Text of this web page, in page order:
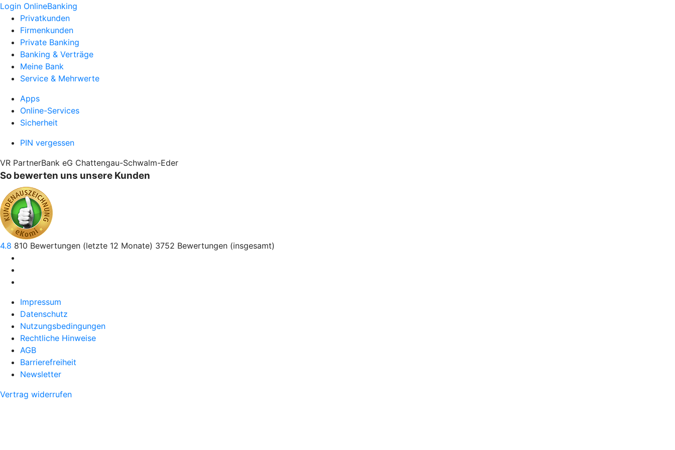
Login OnlineBanking
Privatkunden
Firmenkunden
Private Banking
Banking & Verträge
Meine Bank
Service & Mehrwerte
Apps
Online-Services
Sicherheit
PIN vergessen
VR PartnerBank eG Chattengau-Schwalm-Eder
So bewerten uns unsere Kunden
4.8 810 Bewertungen (letzte 12 Monate) 3752 Bewertungen (insgesamt)
Impressum
Datenschutz
Nutzungsbedingungen
Rechtliche Hinweise
AGB
Barrierefreiheit
Newsletter
Vertrag widerrufen